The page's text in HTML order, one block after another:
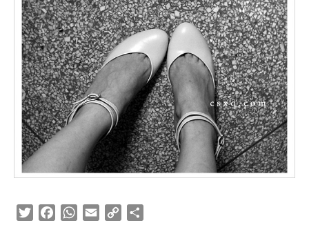
TwitterFacebookWhatsApp
Email Copy